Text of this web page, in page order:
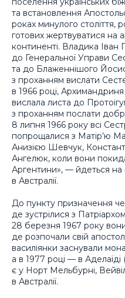
та встановлення
роках минулого століття,
готових жертвуватися на
континенті. Владика
до Генеральної Управи
та до Блаженнішого
з проханням вислати
в 1966 році,
вислала листа до
з проханням послати
8 липня 1966 року всі
попрощалися з Матір’ю
Анизією Шевчук,
Ангелюк, коли вони
Аргентини», — йдеться на
в Австралії.
До пункту призначення
де зустрілися з
28 березня 1967 року
де розпочали свій
василіянки заснували
а в 1977 році — в Аделаїді
є у Норт Мельбурні,
в Австралії.